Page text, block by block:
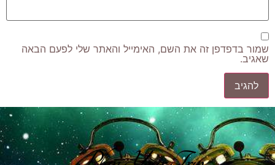
שמור בדפדפן זה את השם, האימייל והאתר שלי לפעם הבאה
שאגיב.